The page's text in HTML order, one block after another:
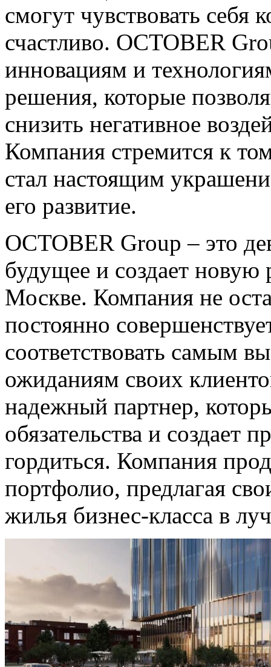
смогут чувствовать себя
счастливо. OCTOBER
инновациям и
решения, которые
снизить негативное
Компания стремится к
стал настоящим
его развитие.
OCTOBER Group – это
будущее и создает новую
Москве. Компания не
постоянно
соответствовать самым
ожиданиям своих
надежный партнер,
обязательства и
гордиться. Компания
портфолио, предлагая
жилья бизнес-класса в